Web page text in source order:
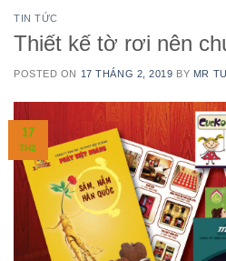
TIN TỨC
Thiết kế tờ rơi nên
POSTED ON 17 THÁNG 2, 2019 BY MR
17
TH2